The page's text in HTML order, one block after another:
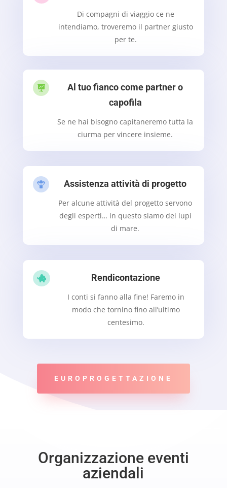
Di compagni di viaggio ce ne
intendiamo, troveremo il partner giusto
per te.

Al tuo fianco come partner o
capofila
Se ne hai bisogno capitaneremo tutta la
ciurma per vincere insieme.
 Assistenza attività di progetto
Per alcune attività del progetto servono
degli esperti… in questo siamo dei lupi
di mare.
 Rendicontazione
I conti si fanno alla fine! Faremo in
modo che tornino fino all’ultimo
centesimo.
EUROPROGETTAZIONE
Organizzazione eventi
aziendali